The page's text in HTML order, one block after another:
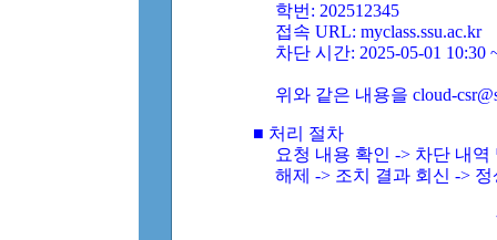
학번: 202512345
접속 URL: myclass.ssu.ac.kr
차단 시간: 2025-05-01 10:30
위와 같은 내용을 cloud-
■ 처리 절차
요청 내용 확인 -> 차단 내
해제 -> 조치 결과 회신 ->